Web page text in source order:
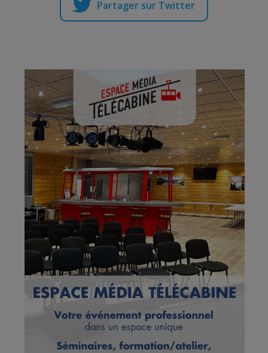
Partager sur Twitter